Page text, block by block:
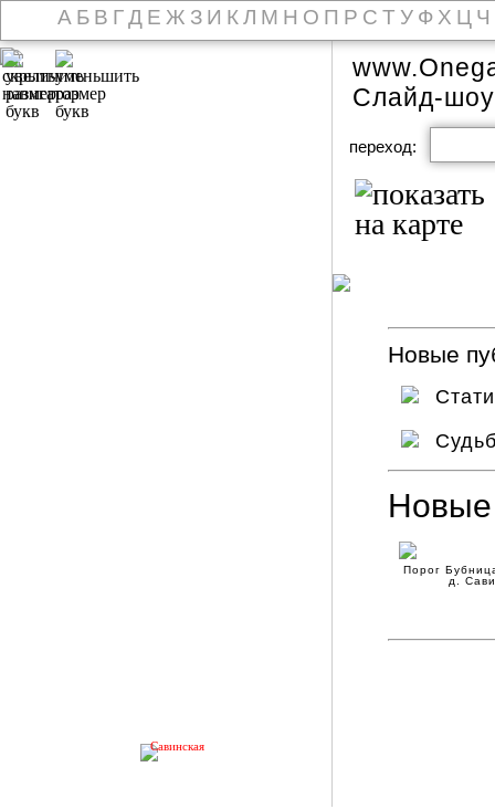
А Б В Г Д Е Ж З И К Л М Н О П Р С Т У Ф Х Ц Ч
Савинская
Слайд-шоу
переход:
Новые
Порог
д.